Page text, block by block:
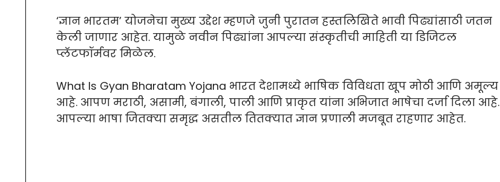
‘ज्ञान भारतम’ योजनेचा मुख्य उद्देश म्हणजे जुनी पुरातन हस्तलिखिते भावी पिढ्यांसाठी जतन
केली जाणार आहेत. यामुळे नवीन पिढ्यांना आपल्या संस्कृतीची माहिती या डिजिटल
प्लॅटफॉर्मवर मिळेल.
What Is Gyan Bharatam Yojana भारत देशामध्ये भाषिक विविधता खूप मोठी आणि अमूल्य
आहे. आपण मराठी, असामी, बंगाली, पाली आणि प्राकृत यांना अभिजात भाषेचा दर्जा दिला आहे.
आपल्या भाषा जितक्या समृद्ध असतील तितक्यात ज्ञान प्रणाली मजबूत राहणार आहेत.